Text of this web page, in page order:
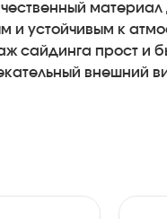
и устойчивым к
сайдинга прост и
внешний